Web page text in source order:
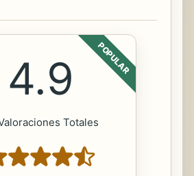
POPULAR
4.9
Totales